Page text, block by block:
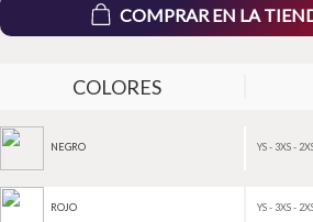
COMPRAR EN LA
COLORES
NEGRO YS - 3XS -
ROJO YS - 3XS -